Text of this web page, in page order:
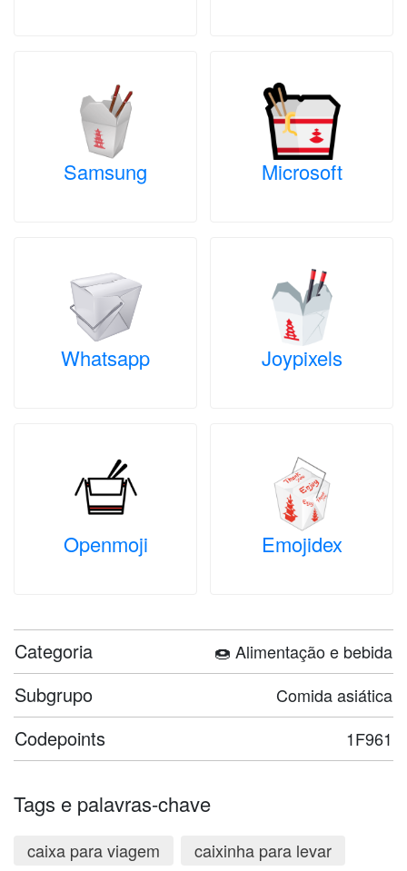
Samsung Microsoft
Whatsapp Joypixels
Openmoji Emojidex
Categoria 🍩 Alimentação e bebida
Subgrupo Comida asiática
Codepoints 1F961
Tags e palavras-chave
caixa para viagem caixinha para levar